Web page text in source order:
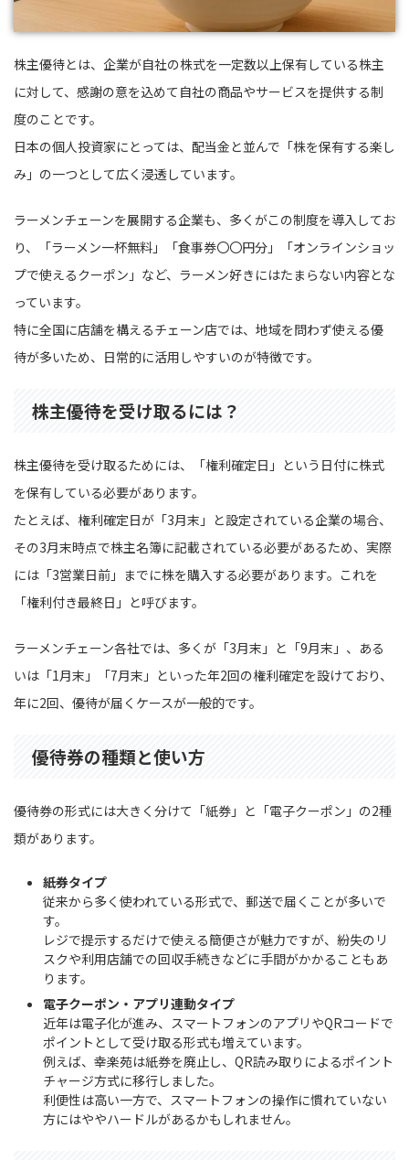
株主優待とは、企業が自社の株式を一定数以上保有している株主
に対して、感謝の意を込めて自社の商品やサービスを提供する制
度のことです。
日本の個人投資家にとっては、配当金と並んで「株を保有する楽し
み」の一つとして広く浸透しています。
ラーメンチェーンを展開する企業も、多くがこの制度を導入してお
り、「ラーメン一杯無料」「食事券〇〇円分」「オンラインショッ
プで使えるクーポン」など、ラーメン好きにはたまらない内容とな
っています。
特に全国に店舗を構えるチェーン店では、地域を問わず使える優
待が多いため、日常的に活用しやすいのが特徴です。
株主優待を受け取るには？
株主優待を受け取るためには、「権利確定日」という日付に株式
を保有している必要があります。
たとえば、権利確定日が「3月末」と設定されている企業の場合、
その3月末時点で株主名簿に記載されている必要があるため、実際
には「3営業日前」までに株を購入する必要があります。これを
「権利付き最終日」と呼びます。
ラーメンチェーン各社では、多くが「3月末」と「9月末」、ある
いは「1月末」「7月末」といった年2回の権利確定を設けており、
年に2回、優待が届くケースが一般的です。
優待券の種類と使い方
優待券の形式には大きく分けて「紙券」と「電子クーポン」の2種
類があります。
紙券タイプ
従来から多く使われている形式で、郵送で届くことが多いで
す。
レジで提示するだけで使える簡便さが魅力ですが、紛失のリ
スクや利用店舗での回収手続きなどに手間がかかることもあ
ります。
電子クーポン・アプリ連動タイプ
近年は電子化が進み、スマートフォンのアプリやQRコードで
ポイントとして受け取る形式も増えています。
例えば、幸楽苑は紙券を廃止し、QR読み取りによるポイント
チャージ方式に移行しました。
利便性は高い一方で、スマートフォンの操作に慣れていない
方にはややハードルがあるかもしれません。